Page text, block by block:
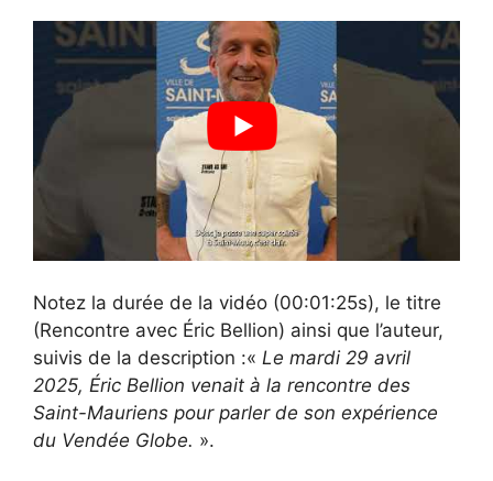
Notez la durée de la vidéo (00:01:25s), le titre
(Rencontre avec Éric Bellion) ainsi que l’auteur,
suivis de la description :« Le mardi 29 avril
2025, Éric Bellion venait à la rencontre des
Saint-Mauriens pour parler de son expérience
du Vendée Globe. ».